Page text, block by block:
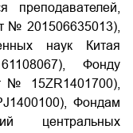
№ 201506635013),
наук Китая
Фонду
№ 15ZR1401700),
Фондам
центральных